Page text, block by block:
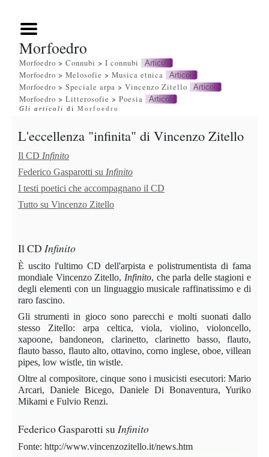
Morfoedro
Morfoedro > Connubi > I connubi Articoli
Morfoedro > Melosofie > Musica etnica Articoli
Morfoedro > Speciale arpa > Vincenzo Zitello Articoli
Morfoedro > Litterosofie > Poesia Articoli
Gli articoli di Morfoedro
L'eccellenza "infinita" di Vincenzo Zitello
Il CD Infinito
Federico Gasparotti su Infinito
I testi poetici che accompagnano il CD
Tutto su Vincenzo Zitello
IlCD Infinito
È uscito l'ultimo CD dell'arpista e polistrumentista di fama
mondiale Vincenzo Zitello, Infinito, che parla delle stagioni e
degli elementi con un linguaggio musicale raffinatissimo e di
raro fascino.
Gli strumenti in gioco sono parecchi e molti suonati dallo
stesso Zitello: arpa celtica, viola, violino, violoncello,
xapoone, bandoneon, clarinetto, clarinetto basso, flauto,
flauto basso, flauto alto, ottavino, corno inglese, oboe, villean
pipes, low wistle, tin wistle.
Oltre al compositore, cinque sono i musicisti esecutori: Mario
Arcari, Daniele Bicego, Daniele Di Bonaventura, Yuriko
Mikami e Fulvio Renzi.
FedericoGasparotti suInfinito
Fonte: http://www.vincenzozitello.it/news.htm